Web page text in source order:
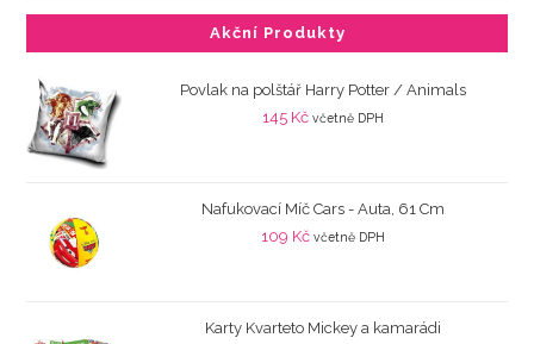
Akční Produkty
Povlak na polštář Harry Potter / Animals
145 Kč včetně DPH
Nafukovací Míč Cars - Auta, 61 Cm
109 Kč včetně DPH
Karty Kvarteto Mickey a kamarádi